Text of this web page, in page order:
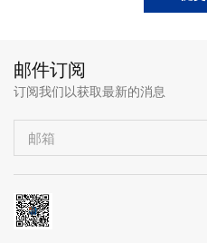
邮件订阅
订阅我们以获取最新的消息